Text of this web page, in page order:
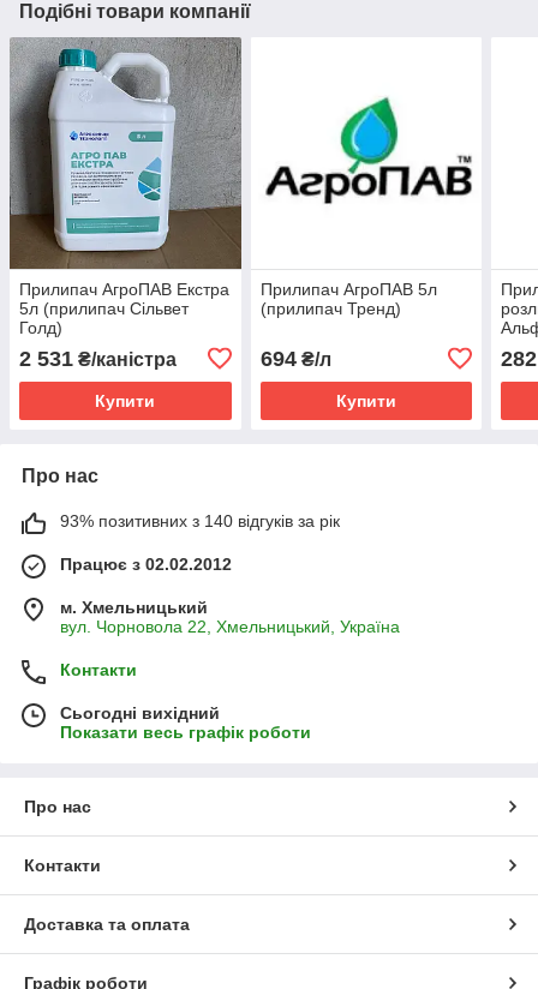
Подібні товари компанії
Прилипач АгроПАВ Екстра
5л (прилипач Сільвет
Голд)
2 531 ₴/каністра
Купити
Прилипач АгроПАВ 5л
(прилипач Тренд)
694₴/л
Купити
282
Про нас
93% позитивних з 140 відгуків за рік
Працює з 02.02.2012
м. Хмельницький
вул. Чорновола 22, Хмельницький, Україна
Контакти
Сьогодні вихідний
Показати весь графік роботи
Про нас
Контакти
Доставка та оплата
Графік роботи